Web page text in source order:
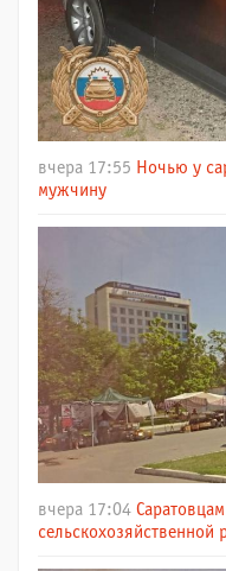
вчера 17:55 Ночью у
мужчину
вчера 17:04
сельскохозяйственной